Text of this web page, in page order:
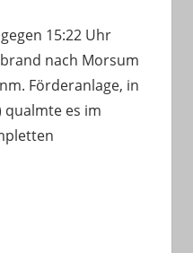
15:22 Uhr
nach Morsum
Förderanlage, in
qualmte es im